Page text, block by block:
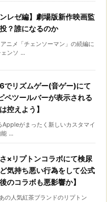
レゼ編】劇場版新作映画監
？誰になるのか
ニメ「チェンソーマン」の続編に
ンソ ...
でリズムゲー(音ゲー)にて
ペツールバーが表示される
控えよう】
がまったく新しいカスタマイ
...
さ×リプトンコラボにて検尿
気持ち悪い行為をして公式
のコラボも悪影響か】
の人気紅茶ブランドのリプトン